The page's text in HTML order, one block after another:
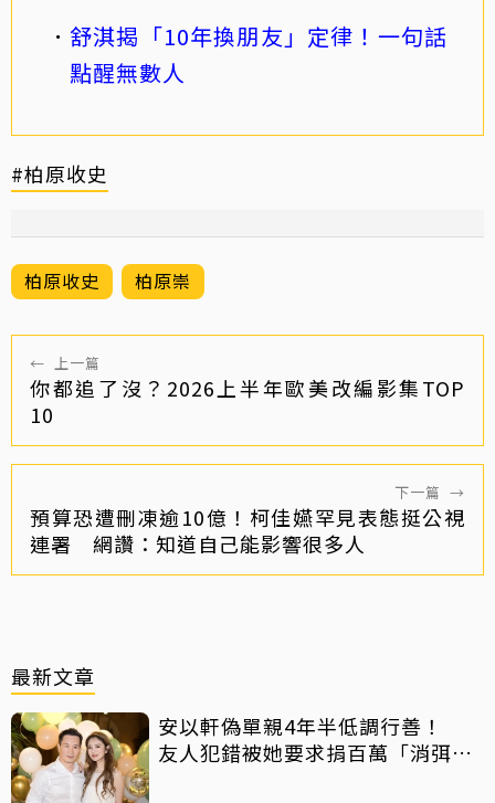
舒淇揭「10年換朋友」定律！一句話
點醒無數人
#柏原收史
柏原收史 柏原崇
← 上一篇
你都追了沒？2026上半年歐美改編影集TOP
10
下一篇 →
預算恐遭刪凍逾10億！柯佳嬿罕見表態挺公視
連署 網讚：知道自己能影響很多人
最新文章
安以軒偽單親4年半低調行善！
友人犯錯被她要求捐百萬「消弭不